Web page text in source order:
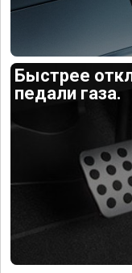
Быстрее
педали газа.